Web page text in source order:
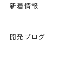
新着情報
開発ブログ